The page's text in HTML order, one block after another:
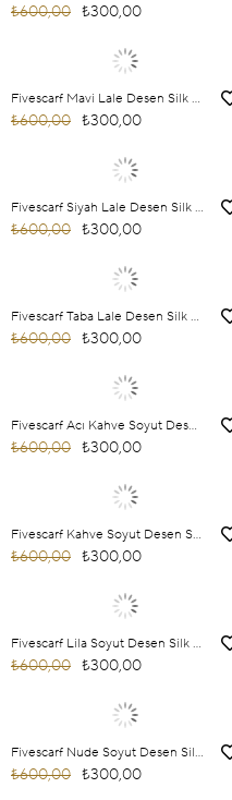
₺300,00
₺600,00
Fivescarf Mavi Lale Desen Silk Coton Eşarp
₺300,00
₺600,00
Fivescarf Siyah Lale Desen Silk Coton Eşarp
₺300,00
₺600,00
Fivescarf Taba Lale Desen Silk Coton Eşarp
₺300,00
₺600,00
Fivescarf Acı Kahve Soyut Desen Silk Coton Eşarp
₺300,00
₺600,00
Fivescarf Kahve Soyut Desen Silk Coton Eşarp
₺300,00
₺600,00
Fivescarf Lila Soyut Desen Silk Coton Eşarp
₺300,00
₺600,00
Fivescarf Nude Soyut Desen Silk Coton Eşarp
₺300,00
₺600,00